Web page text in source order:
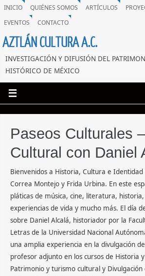
INICIO QUIÉNES SOMOS ARTÍCULOS
EVENTOS
CONTACTO
AZTLÁN CULTURA A.C.
INVESTIGACIÓN Y DIFUSIÓN DEL
HISTÓRICO DE MÉXICO
Paseos Culturales
Cultural con Daniel
Bienvenidos a Historia, Cultura e Identidad
Correa Montejo y Frida Urbina. En este
pláticas de música, cine, literatura,
experiencias de vida y mucho más. El día
sobre Daniel Alcalá, historiador por la
Letras de la Universidad Nacional
una amplia experiencia en la divulgación
profesor adjunto en los cursos de Historia
Patrimonio y turismo cultural y